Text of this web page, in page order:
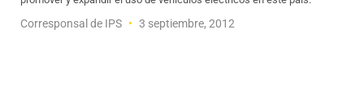
Corresponsal de IPS 3 septiembre, 2012